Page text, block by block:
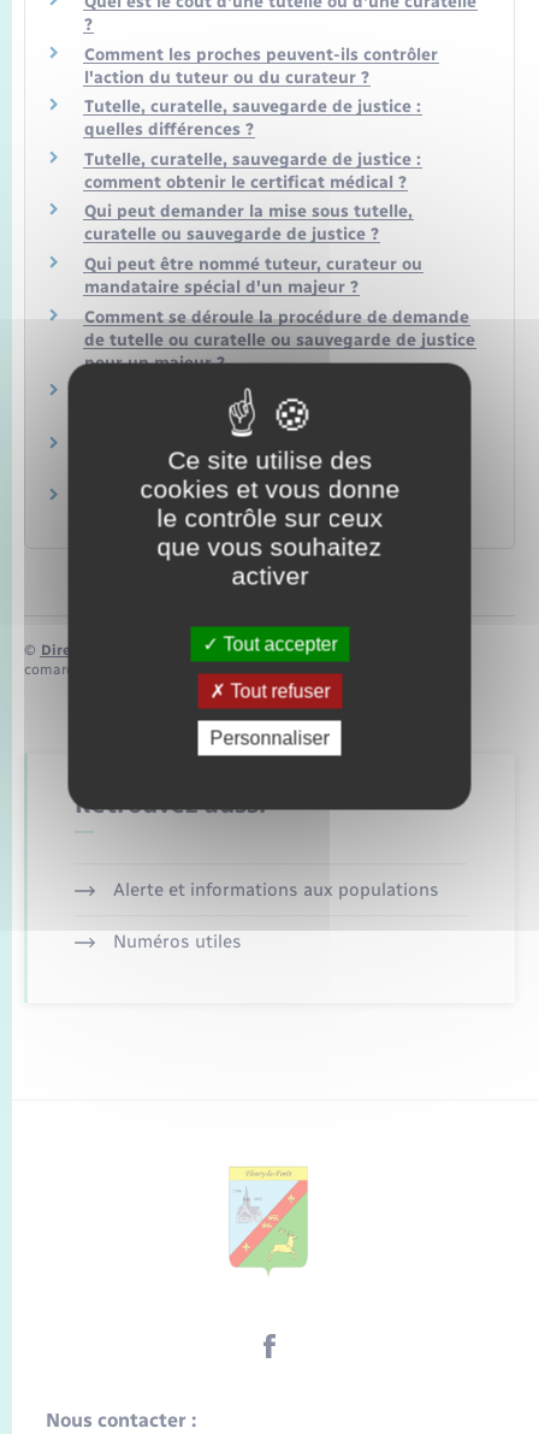
?
Comment les proches peuvent-ils contrôler
l'action du tuteur ou du curateur ?
Tutelle, curatelle, sauvegarde de justice :
quelles différences ?
Tutelle, curatelle, sauvegarde de justice :
comment obtenir le certificat médical ?
Qui peut demander la mise sous tutelle,
curatelle ou sauvegarde de justice ?
Qui peut être nommé tuteur, curateur ou
mandataire spécial d'un majeur ?
Comment se déroule la procédure de demande
de tutelle ou curatelle ou sauvegarde de justice
pour un majeur ?
Comment établir l'inventaire des biens d'un
curatelle ou de tutelle ?
Santé d'une personne protégée : quelles sont
les règles ?
© Direction de l’information légale et administrative
comarquage developpé par
Retrouvez aussi
Alerte et informations aux populations
Numéros utiles
Nous contacter :
Ce site utilise des
cookies et vous donne
le contrôle sur ceux
que vous souhaitez
activer
Tout accepter
Tout refuser
Personnaliser